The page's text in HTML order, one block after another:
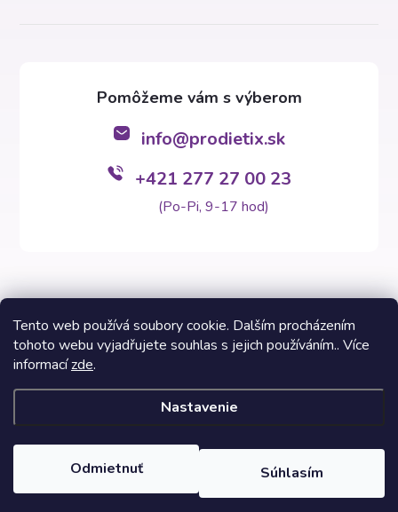
Tento web používá soubory cookie. Dalším procházením
tohoto webu vyjadřujete souhlas s jejich používáním.. Více
informacízde.
Nastavenie
Odmietnuť Súhlasím
info@prodietix.sk
+421 277 27 00 23
(Po-Pi, 9-17 hod)
Vytvoril Shoptet Premium
Copyright 2026
odborný lekársky posudok. Výsledky Prodietix diét sa môžu líšiť a
sú závislé od individuálnych dispozícií zákazníkov. Fotografie
dietných programov a fáz sú inspiratívne vzhľadom na možnosť si
svojou pomocou vytvoriť skladbu potravín v balíčku.